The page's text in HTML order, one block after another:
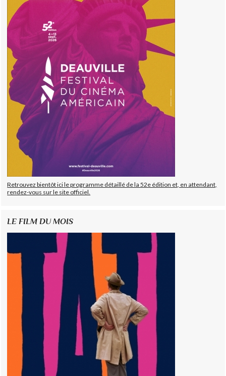
Retrouvez bientôt ici le programme détaillé de la 52e édition et, en attendant,
rendez-vous sur le site officiel.
LE FILM DU MOIS